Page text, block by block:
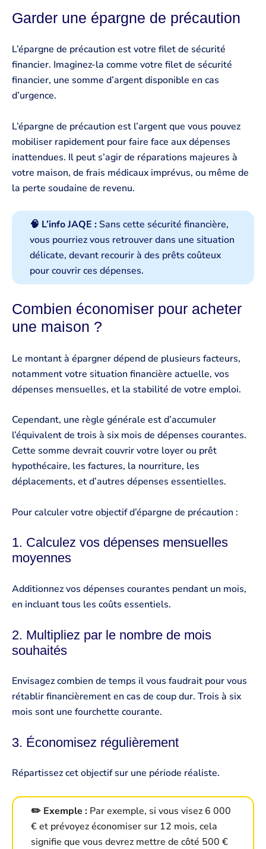
Garder une épargne de précaution
L’épargne de précaution est votre filet de sécurité
financier. Imaginez-la comme votre filet de sécurité
financier, une somme d’argent disponible en cas
d’urgence.
L’épargne de précaution est l’argent que vous pouvez
mobiliser rapidement pour faire face aux dépenses
inattendues. Il peut s’agir de réparations majeures à
votre maison, de frais médicaux imprévus, ou même de
la perte soudaine de revenu.
🧠 L’info JAQE : Sans cette sécurité financière,
vous pourriez vous retrouver dans une situation
délicate, devant recourir à des prêts coûteux
pour couvrir ces dépenses.
Combien économiser pour acheter
une maison ?
Le montant à épargner dépend de plusieurs facteurs,
notamment votre situation financière actuelle, vos
dépenses mensuelles, et la stabilité de votre emploi.
Cependant, une règle générale est d’accumuler
l’équivalent de trois à six mois de dépenses courantes.
Cette somme devrait couvrir votre loyer ou prêt
hypothécaire, les factures, la nourriture, les
déplacements, et d’autres dépenses essentielles.
Pour calculer votre objectif d’épargne de précaution :
1. Calculez vos dépenses mensuelles
moyennes
Additionnez vos dépenses courantes pendant un mois,
en incluant tous les coûts essentiels.
2. Multipliez par le nombre de mois
souhaités
Envisagez combien de temps il vous faudrait pour vous
rétablir financièrement en cas de coup dur. Trois à six
mois sont une fourchette courante.
3. Économisez régulièrement
Répartissez cet objectif sur une période réaliste.
✏️ Exemple : Par exemple, si vous visez 6 000
€ et prévoyez économiser sur 12 mois, cela
signifie que vous devrez mettre de côté 500 €